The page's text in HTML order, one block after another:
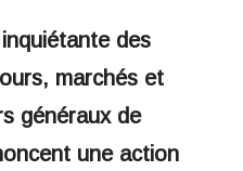
des
marchés et
généraux de
une action